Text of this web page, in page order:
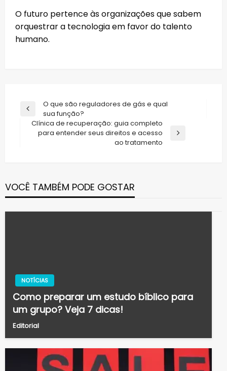
O futuro pertence às organizações que sabem
orquestrar a tecnologia em favor do talento
humano.
Navegação
de
Post
Previous
Post
O que são reguladores de gás e qual
sua função?
Next
Clínica de recuperação: guia completo
para entender seus direitos e acesso
ao tratamento
VOCÊ TAMBÉM PODE GOSTAR
NOTÍCIAS
Como preparar um estudo bíblico para
um grupo? Veja 7 dicas!
Editorial